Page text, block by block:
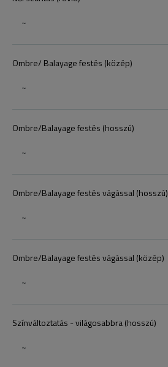
~
Ombre/ Balayage festés (közép)
~
Ombre/Balayage festés (hosszú)
~
Ombre/Balayage festés vágással (hosszú)
~
Ombre/Balayage festés vágással (közép)
~
Színváltoztatás - világosabbra (hosszú)
~